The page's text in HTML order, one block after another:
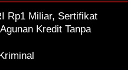
Rp1 Miliar, Sertifikat
Kredit Tanpa